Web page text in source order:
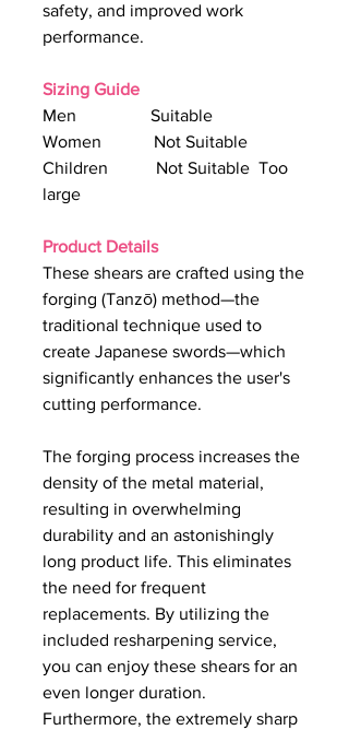
safety, and improved work
performance.
Sizing Guide
Men Suitable
Women Not Suitable
Children Not Suitable Too
large
Product Details
These shears are crafted using the
forging (Tanzō) method—the
traditional technique used to
create Japanese swords—which
significantly enhances the user's
cutting performance.
The forging process increases the
density of the metal material,
resulting in overwhelming
durability and an astonishingly
long product life. This eliminates
the need for frequent
replacements. By utilizing the
included resharpening service,
you can enjoy these shears for an
even longer duration.
Furthermore, the extremely sharp